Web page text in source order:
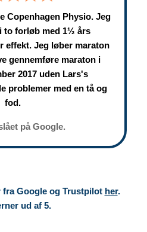
Copenhagen Physio. Jeg
to forløb med 1½ års
effekt. Jeg løber maraton
gennemføre maraton i
2017 uden Lars's
problemer med en tå og
fod.
på Google.
fra Google og Trustpilot her.
ud af 5.